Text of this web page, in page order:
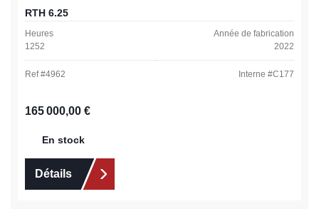
RTH 6.25
Heures
1252
Année de fabrication
2022
Ref #4962 Interne #C177
Prix régulier :
165 000,00 €
En stock
Détails